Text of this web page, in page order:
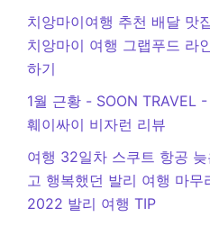
치앙마이여행 추천 배달 맛
치앙마이 여행 그랩푸드 라
하기
1월 근황 - SOON TRAVEL -
훼이싸이 비자런 리뷰
여행 32일차 스쿠트 항공
고 행복했던 발리 여행 마무
2022 발리 여행 TIP